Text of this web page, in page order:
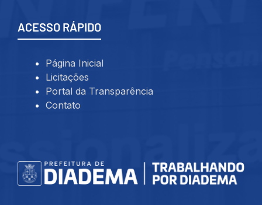
ACESSO RÁPIDO
Página Inicial
Licitações
Portal da Transparência
Contato